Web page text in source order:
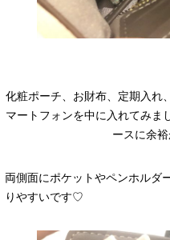
化粧ポーチ、お財布、定期入れ
マートフォンを中に入れてみま
ースに余裕
両側面にポケットやペンホルダ
りやすいです♡